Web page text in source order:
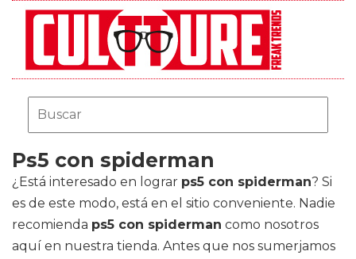
Ps5 con spiderman
¿Está interesado en lograr ps5 con spiderman? Si
es de este modo, está en el sitio conveniente. Nadie
recomienda ps5 con spiderman como nosotros
aquí en nuestra tienda. Antes que nos sumerjamos